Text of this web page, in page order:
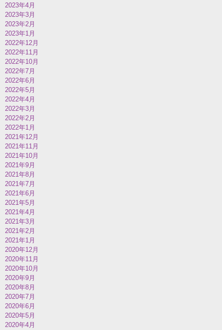
2023年4月
2023年3月
2023年2月
2023年1月
2022年12月
2022年11月
2022年10月
2022年7月
2022年6月
2022年5月
2022年4月
2022年3月
2022年2月
2022年1月
2021年12月
2021年11月
2021年10月
2021年9月
2021年8月
2021年7月
2021年6月
2021年5月
2021年4月
2021年3月
2021年2月
2021年1月
2020年12月
2020年11月
2020年10月
2020年9月
2020年8月
2020年7月
2020年6月
2020年5月
2020年4月